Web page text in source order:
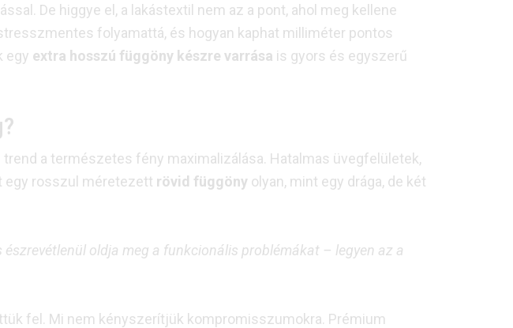
De higgye el, a lakástextil nem az a pont, ahol meg kellene
folyamattá, és hogyan kaphat milliméter pontos
egy extra hosszú függöny készre varrása is gyors és egyszerű
a természetes fény maximalizálása. Hatalmas üvegfelületek,
egy rosszul méretezett rövid függöny olyan, mint egy drága, de két
oldja meg a funkcionális problémákat – legyen az a
fel. Mi nem kényszerítjük kompromisszumokra. Prémium